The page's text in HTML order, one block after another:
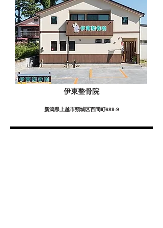
伊東整骨院
新潟県上越市頸城区百間町689-9